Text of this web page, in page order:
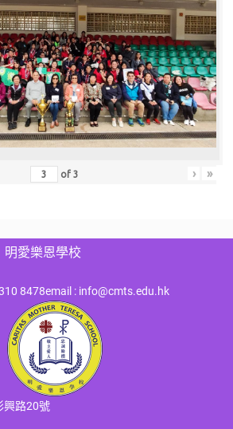
of3 › »
明愛樂恩學校
8478email : info@cmts.edu.hk
興路20號